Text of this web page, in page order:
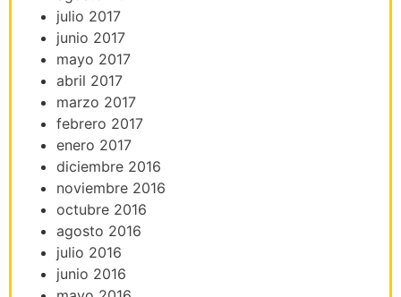
julio 2017
junio 2017
mayo 2017
abril 2017
marzo 2017
febrero 2017
enero 2017
diciembre 2016
noviembre 2016
octubre 2016
agosto 2016
julio 2016
junio 2016